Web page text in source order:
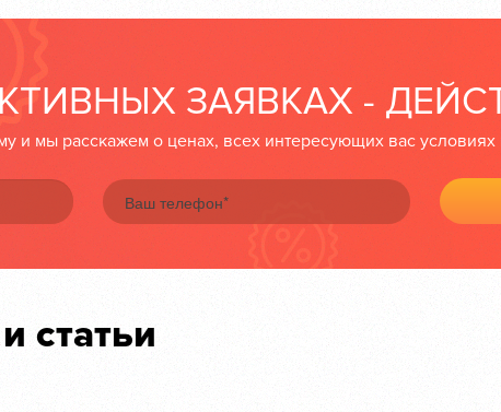
ЗАЯВКАХ -
и мы расскажем о ценах, всех интересующих вас
статьи